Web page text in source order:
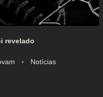
revelado
Notícias